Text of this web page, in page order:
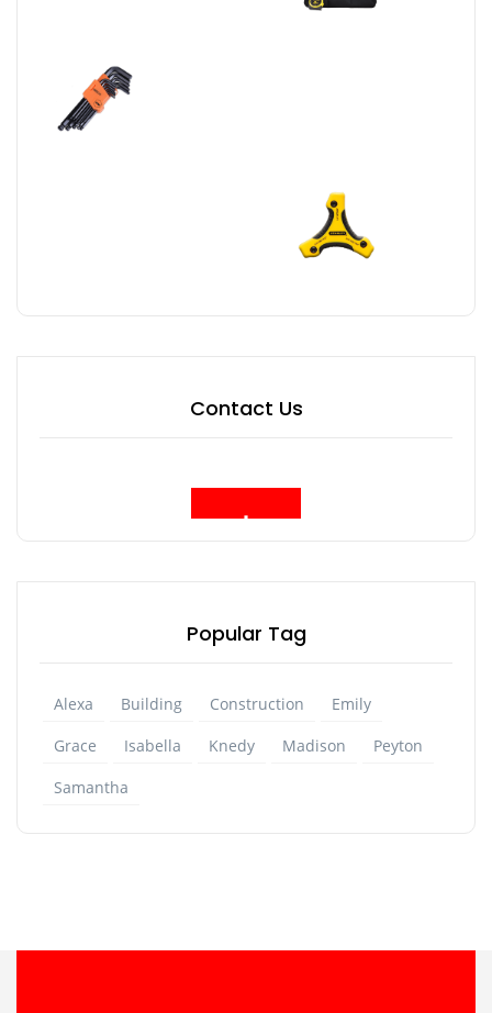
Contact Us
Popular Tag
Alexa Building Construction
Emily
Grace
Isabella Knedy Madison
Peyton
Samantha